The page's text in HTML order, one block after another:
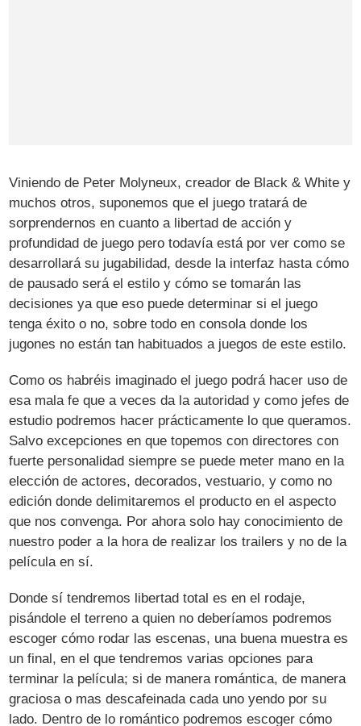
Viniendo de Peter Molyneux, creador de Black & White y
muchos otros, suponemos que el juego tratará de
sorprendernos en cuanto a libertad de acción y
profundidad de juego pero todavía está por ver como se
desarrollará su jugabilidad, desde la interfaz hasta cómo
de pausado será el estilo y cómo se tomarán las
decisiones ya que eso puede determinar si el juego
tenga éxito o no, sobre todo en consola donde los
jugones no están tan habituados a juegos de este estilo.
Como os habréis imaginado el juego podrá hacer uso de
esa mala fe que a veces da la autoridad y como jefes de
estudio podremos hacer prácticamente lo que queramos.
Salvo excepciones en que topemos con directores con
fuerte personalidad siempre se puede meter mano en la
elección de actores, decorados, vestuario, y como no
edición donde delimitaremos el producto en el aspecto
que nos convenga. Por ahora solo hay conocimiento de
nuestro poder a la hora de realizar los trailers y no de la
película en sí.
Donde sí tendremos libertad total es en el rodaje,
pisándole el terreno a quien no deberíamos podremos
escoger cómo rodar las escenas, una buena muestra es
un final, en el que tendremos varias opciones para
terminar la película; si de manera romántica, de manera
graciosa o mas descafeinada cada uno yendo por su
lado. Dentro de lo romántico podremos escoger cómo